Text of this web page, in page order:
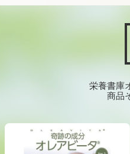
栄養書庫
商品